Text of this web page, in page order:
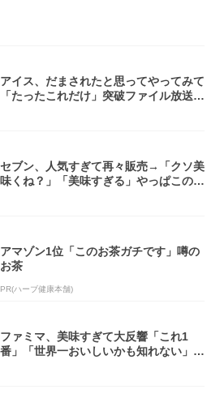
アイス、だまされたと思ってやってみて
「たったこれだけ」突破ファイル放送で
セブン、人気すぎて再々販売→「クソ美
味くね？」「美味すぎる」やっぱこのク
アマゾン1位「このお茶ガチです」噂の
お茶
PR(ハーブ健康本舗)
ファミマ、美味すぎて大反響「これ1
番」「世界一おいしいかも知れない」